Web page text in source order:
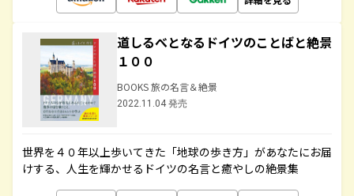
道しるべとなるドイツのことばと絶景
１００
BOOKS 旅の名言＆絶景
2022.11.04 発売
世界を４０年以上歩いてきた「地球の歩き方」があなたにお届
けする、人生を輝かせるドイツの名言と癒やしの絶景集